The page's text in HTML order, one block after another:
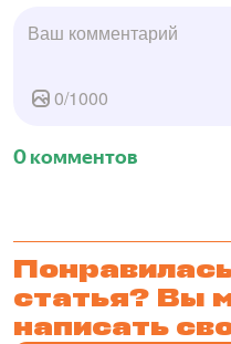
0/1000
0 комментов
статья? Вы
написать